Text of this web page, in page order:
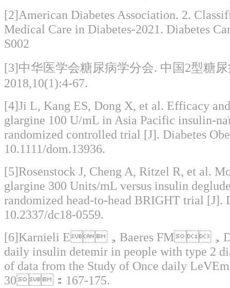
[2]American Diabetes Association. 2.
Medical Care in Diabetes-2021. Diabetes
S002
[3]中华医学会糖尿病学分会. 中国2型糖
2018,10(1):4-67.
[4]Ji L, Kang ES, Dong X, et al. Efficacy
glargine 100 U/mL in Asia Pacific insulin-
randomized controlled trial [J]. Diabetes
10.1111/dom.13936.
[5]Rosenstock J, Cheng A, Ritzel R, et al.
glargine 300 Units/mL versus insulin
randomized head-to-head BRIGHT trial [J].
10.2337/dc18-0559.
[6]Karnieli E，Baeres FM，
daily insulin detemir in people with type 2
of data from the Study of Once daily
30：167-175.